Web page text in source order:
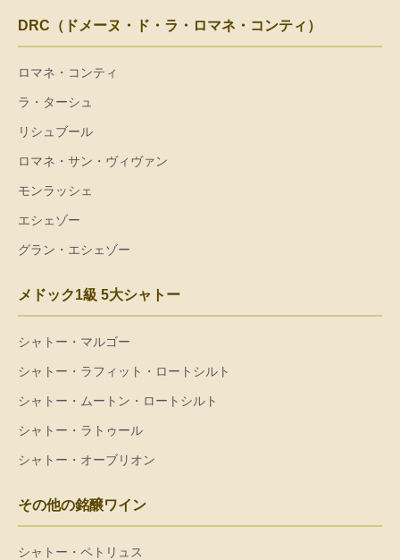
DRC（ドメーヌ・ド・ラ・ロマネ・コンティ）
ロマネ・コンティ
ラ・ターシュ
リシュブール
ロマネ・サン・ヴィヴァン
モンラッシェ
エシェゾー
グラン・エシェゾー
メドック1級 5大シャトー
シャトー・マルゴー
シャトー・ラフィット・ロートシルト
シャトー・ムートン・ロートシルト
シャトー・ラトゥール
シャトー・オーブリオン
その他の銘醸ワイン
シャトー・ペトリュス